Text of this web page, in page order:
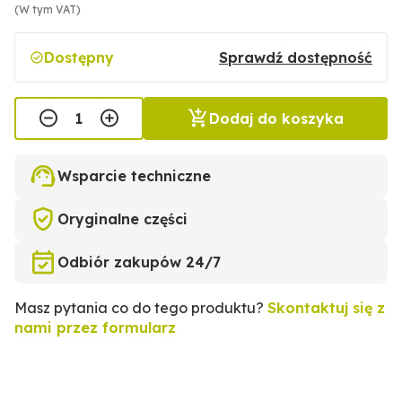
(W tym VAT)
Dostępny Sprawdź dostępność
Dodaj do koszyka
Wsparcie techniczne
Oryginalne części
Odbiór zakupów 24/7
Masz pytania co do tego produktu? Skontaktuj się z
nami przez formularz